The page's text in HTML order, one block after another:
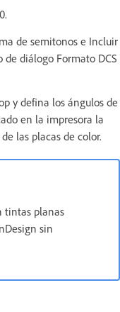
de semitonos e Incluir
diálogo Formato DCS
y defina los ángulos de
en la impresora la
las placas de color.
tintas planas
sin